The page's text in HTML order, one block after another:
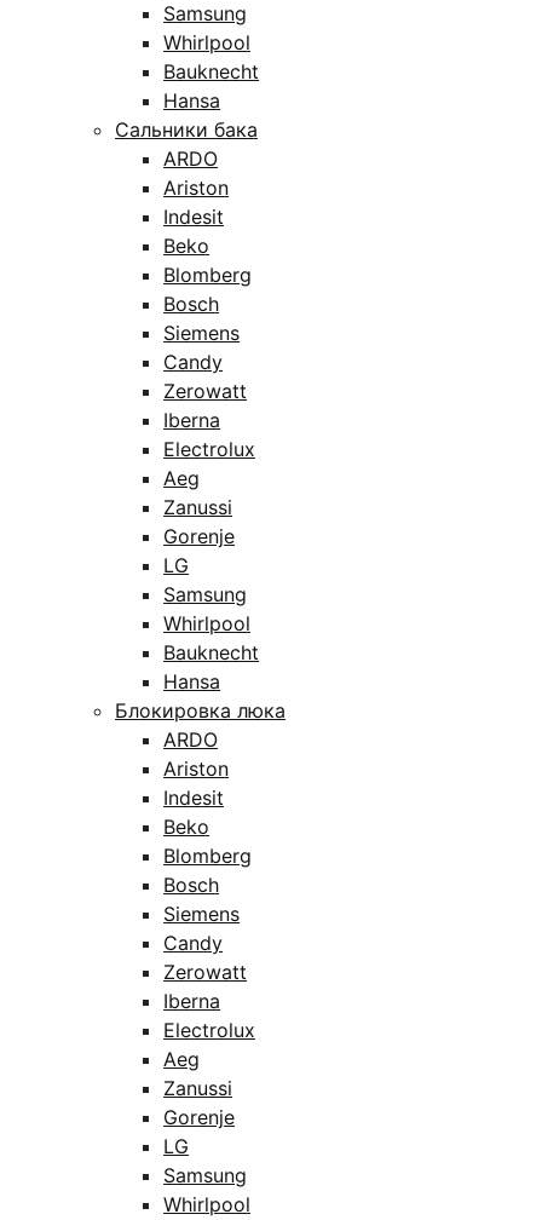
Samsung
Whirlpool
Bauknecht
Hansa
Сальники бака
ARDO
Ariston
Indesit
Beko
Blomberg
Bosch
Siemens
Candy
Zerowatt
Iberna
Electrolux
Aeg
Zanussi
Gorenje
LG
Samsung
Whirlpool
Bauknecht
Hansa
Блокировка люка
ARDO
Ariston
Indesit
Beko
Blomberg
Bosch
Siemens
Candy
Zerowatt
Iberna
Electrolux
Aeg
Zanussi
Gorenje
LG
Samsung
Whirlpool